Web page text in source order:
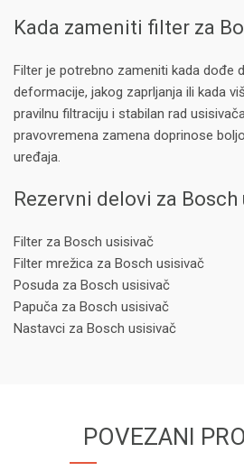
Kada zameniti filter za
Filter je potrebno zameniti kada dođe
deformacije, jakog zaprljanja ili kada
pravilnu filtraciju i stabilan rad
pravovremena zamena doprinose
uređaja.
Rezervni delovi za Bosch
Filter za Bosch usisivač
Filter mrežica za Bosch usisivač
Posuda za Bosch usisivač
Papuča za Bosch usisivač
Nastavci za Bosch usisivač
POVEZANI